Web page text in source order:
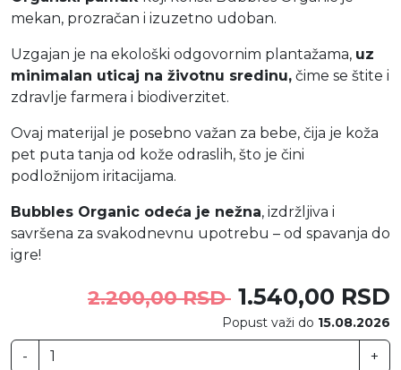
mekan, prozračan i izuzetno udoban.
Uzgajan je na ekološki odgovornim plantažama, uz
minimalan uticaj na životnu sredinu, čime se štite i
zdravlje farmera i biodiverzitet.
Ovaj materijal je posebno važan za bebe, čija je koža
pet puta tanja od kože odraslih, što je čini
podložnijom iritacijama.
Bubbles Organic odeća je nežna, izdržljiva i
savršena za svakodnevnu upotrebu – od spavanja do
igre!
2.200,00 RSD 1.540,00 RSD
Popust važi do 15.08.2026
- +